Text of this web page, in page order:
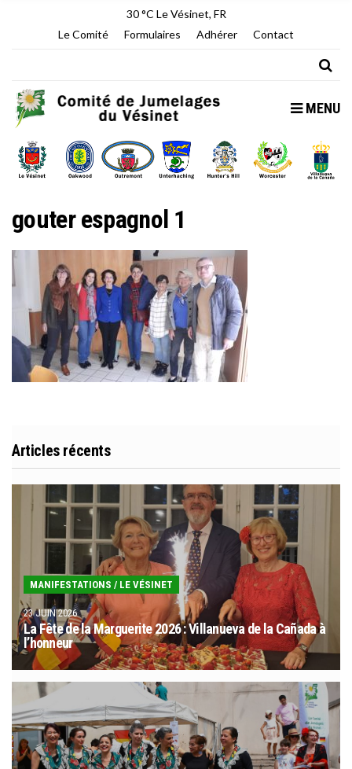
30 °C Le Vésinet, FR
Le Comité
Formulaires Adhérer Contact
MENU
gouter espagnol 1
Articles récents
MANIFESTATIONS / LE VÉSINET
23 JUIN 2026
La Fête de la Marguerite 2026 : Villanueva de la Cañada à
l’honneur